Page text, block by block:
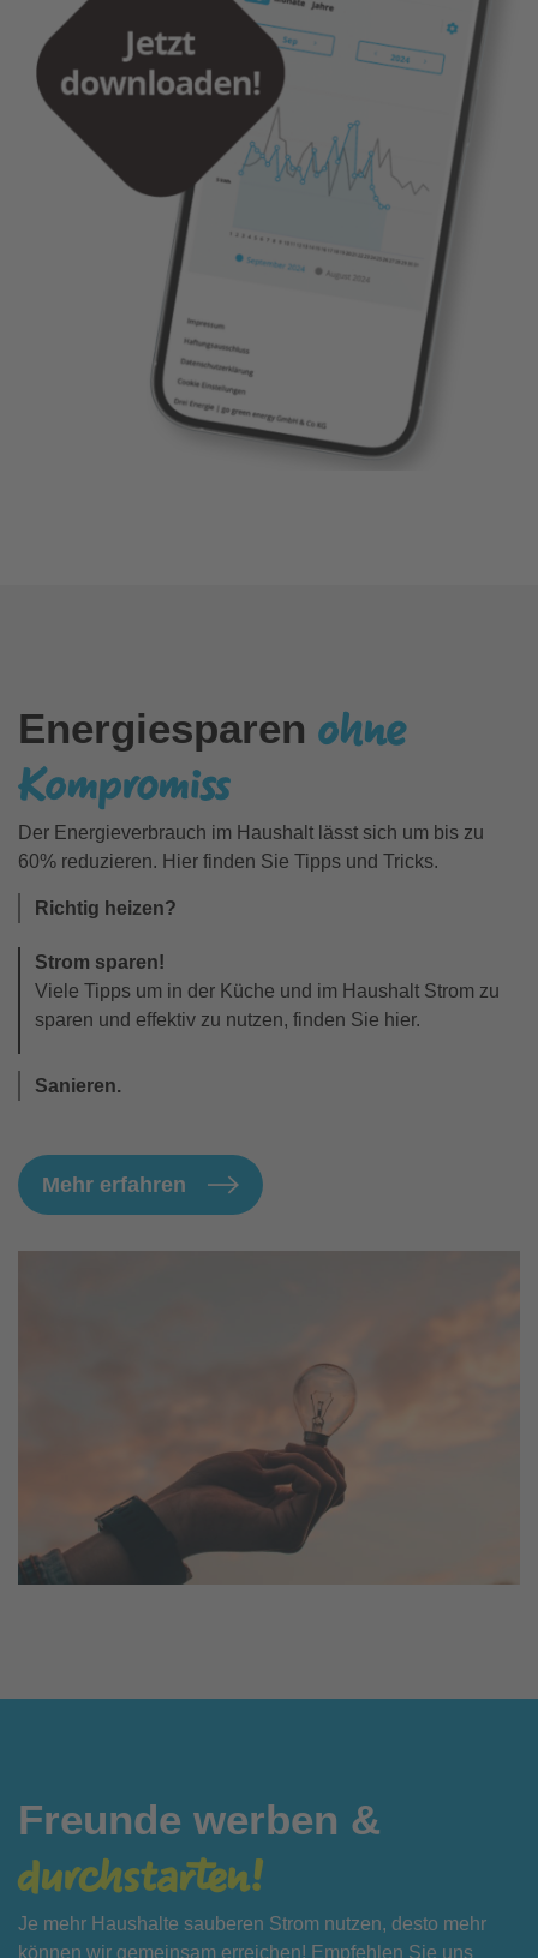
Energiesparen ohne
Kompromiss
Der Energieverbrauch im Haushalt lässt sich um bis zu
60% reduzieren. Hier finden Sie Tipps und Tricks.
Richtig heizen?
Strom sparen!
Viele Tipps um in der Küche und im Haushalt Strom zu
sparen und effektiv zu nutzen, finden Sie hier.
Sanieren.
Mehr erfahren
Freunde werben &
durchstarten!
Je mehr Haushalte sauberen Strom nutzen, desto mehr
können wir gemeinsam erreichen! Empfehlen Sie uns